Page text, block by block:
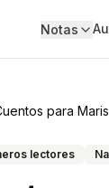
Notas
para
lectores